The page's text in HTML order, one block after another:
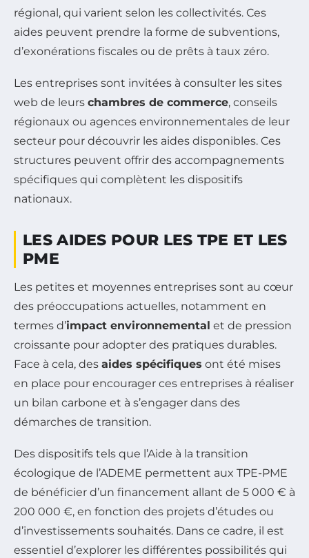
régional, qui varient selon les collectivités. Ces
aides peuvent prendre la forme de subventions,
d’exonérations fiscales ou de prêts à taux zéro.
Les entreprises sont invitées à consulter les sites
web de leurs chambres de commerce, conseils
régionaux ou agences environnementales de leur
secteur pour découvrir les aides disponibles. Ces
structures peuvent offrir des accompagnements
spécifiques qui complètent les dispositifs
nationaux.
LES AIDES POUR LES TPE ET LES
PME
Les petites et moyennes entreprises sont au cœur
des préoccupations actuelles, notamment en
termes d’impact environnemental et de pression
croissante pour adopter des pratiques durables.
Face à cela, des aides spécifiques ont été mises
en place pour encourager ces entreprises à réaliser
un bilan carbone et à s’engager dans des
démarches de transition.
Des dispositifs tels que l’Aide à la transition
écologique de l’ADEME permettent aux TPE-PME
de bénéficier d’un financement allant de 5 000 € à
200 000 €, en fonction des projets d’études ou
d’investissements souhaités. Dans ce cadre, il est
essentiel d’explorer les différentes possibilités qui